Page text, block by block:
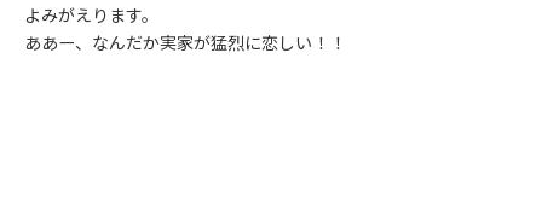
よみがえります。
ああー、なんだか実家が猛烈に恋しい！！